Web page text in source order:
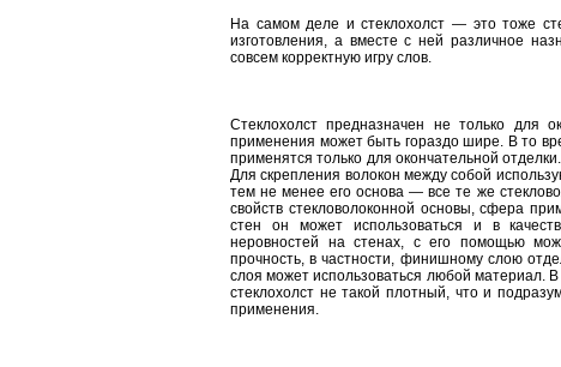
На самом деле и стеклохолст — это тоже
изготовления, а вместе с ней различное
совсем корректную игру слов.
Стеклохолст предназначен не только для
применения может быть гораздо шире. В то
применятся только для окончательной
Для скрепления волокон между собой
тем не менее его основа — все те же
свойств стекловолоконной основы, сфера
стен он может использоваться и в
неровностей на стенах, с его помощью
прочность, в частности, финишному слою
слоя может использоваться любой материал.
стеклохолст не такой плотный, что и
применения.